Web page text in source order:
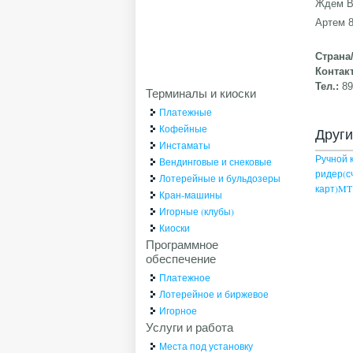
Ждем
Артем
Тел.:
Ручной
Терминалы и киоски
Платежные
Кофейные
Инстаматы
Вендинговые и снековые
Лотерейные и бульдозеры
Кран-машины
Игорные (клубы)
Киоски
Программное
обеспечение
Платежное
Лотерейное и биржевое
Игорное
Услуги и работа
Места под установку